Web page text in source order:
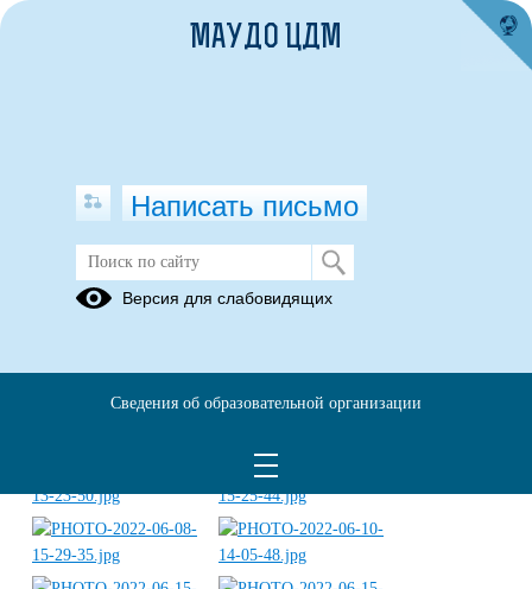
ЛЕТО-2022
МАУДО ЦДМ
Написать письмо
Версия для слабовидящих
Сведения об образовательной организации